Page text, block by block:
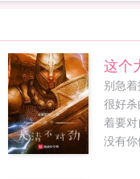
这个
别急
很好
着要
没有